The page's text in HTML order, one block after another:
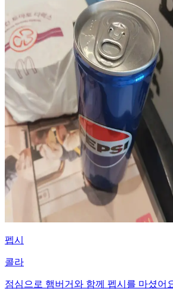
펩시
콜라
점심으로 햄버거와 함께 펩시를 마셨어